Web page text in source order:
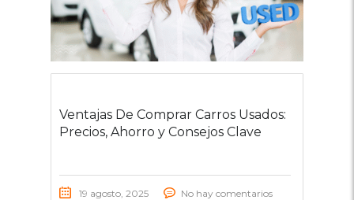
Ventajas De Comprar Carros Usados:
Precios, Ahorro y Consejos Clave
19 agosto, 2025 No hay comentarios